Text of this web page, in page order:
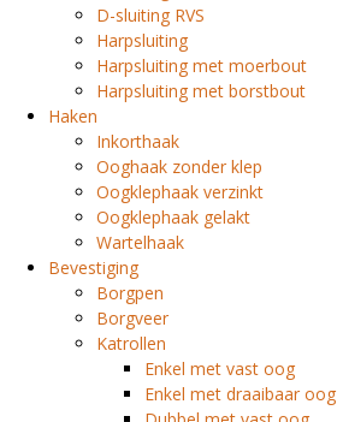
D-sluiting RVS
Harpsluiting
Harpsluiting met moerbout
Harpsluiting met borstbout
Haken
Inkorthaak
Ooghaak zonder klep
Oogklephaak verzinkt
Oogklephaak gelakt
Wartelhaak
Bevestiging
Borgpen
Borgveer
Katrollen
Enkel met vast oog
Enkel met draaibaar oog